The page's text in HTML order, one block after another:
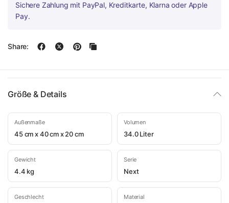
Sichere Zahlung mit PayPal, Kreditkarte, Klarna oder Apple
Pay.
Share:
Größe & Details
Außenmaße
45 cm x 40 cm x 20 cm
Volumen
34.0 Liter
Gewicht
4.4 kg
Serie
Next
Geschlecht Material